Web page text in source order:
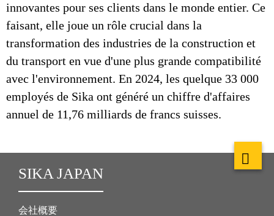
innovantes pour ses clients dans le monde entier. Ce
faisant, elle joue un rôle crucial dans la
transformation des industries de la construction et
du transport en vue d'une plus grande compatibilité
avec l'environnement. En 2024, les quelque 33 000
employés de Sika ont généré un chiffre d'affaires
annuel de 11,76 milliards de francs suisses.
SIKA JAPAN
会社概要